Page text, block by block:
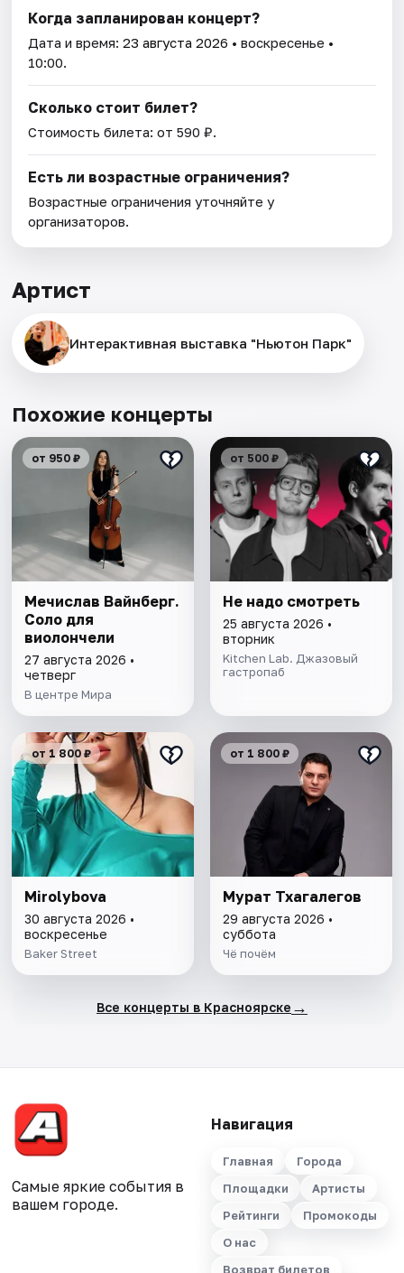
Когда запланирован концерт?
Дата и время:23 августа 2026 • воскресенье •
10:00.
Сколько стоит билет?
Стоимость билета: от 590 ₽.
Есть ли возрастные ограничения?
Возрастные ограничения уточняйте у
организаторов.
Артист
Интерактивная выставка "Ньютон Парк"
Похожие концерты
от 950 ₽
Мечислав Вайнберг.
Соло для
виолончели
27 августа 2026 •
четверг
В центре Мира
от 500 ₽
Не надо смотреть
25 августа 2026 •
вторник
Kitchen Lab. Джазовый
гастропаб
от 1 800 ₽
Mirolybova
30 августа 2026 •
воскресенье
Baker Street
от 1 800 ₽
Мурат Тхагалегов
29 августа 2026 •
суббота
Чё почём
Все концерты в Красноярске →
Самые яркие события в
вашем городе.
Навигация
Главная
Города
Площадки
Артисты
Рейтинги
Промокоды
О нас
Возврат билетов